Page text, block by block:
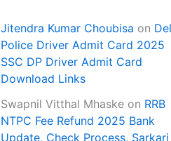
Jitendra Kumar Choubisa on
Police Driver Admit Card 2025
SSC DP Driver Admit Card
Download Links
Swapnil Vitthal Mhaske on RRB
NTPC Fee Refund 2025 Bank
Update, Check Process, Sarkari